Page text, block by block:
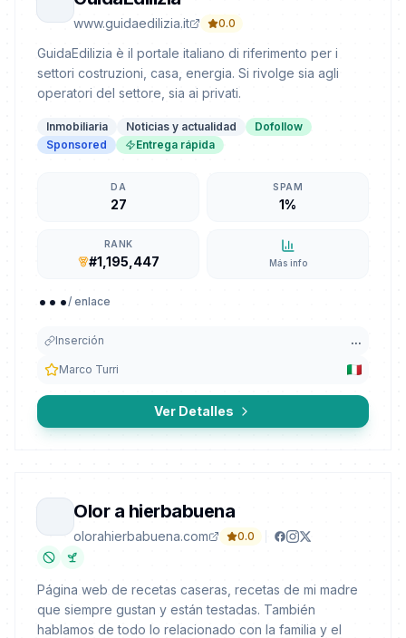
www.guidaedilizia.it 0.0
GuidaEdilizia è il portale italiano di riferimento per i
settori costruzioni, casa, energia. Si rivolge sia agli
operatori del settore, sia ai privati.
Inmobiliaria Noticias y actualidad
Dofollow
Sponsored
Entrega rápida
DA
27
SPAM
1%
RANK
#1,195,447 Más info
.../ enlace
Inserción ...
Marco Turri
Ver Detalles
Olor a hierbabuena
olorahierbabuena.com 0.0
Página web de recetas caseras, recetas de mi madre
que siempre gustan y están testadas. También
hablamos de todo lo relacionado con la familia y el